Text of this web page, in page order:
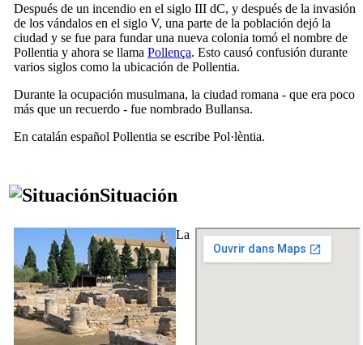
Después de un incendio en el siglo III dC, y después de la invasión
de los vándalos en el siglo V, una parte de la población dejó la
ciudad y se fue para fundar una nueva colonia tomó el nombre de
Pollentia y ahora se llama Pollença. Esto causó confusión durante
varios siglos como la ubicación de Pollentia.
Durante la ocupación musulmana, la ciudad romana - que era poco
más que un recuerdo - fue nombrado Bullansa.
En catalán español Pollentia se escribe Pol·lèntia.
Situación
La